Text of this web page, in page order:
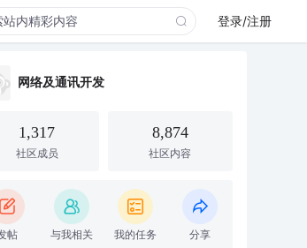
登录/注册
网络及通讯开发
1,317
社区成员
8,874
社区内容
帖 与我相关 我的任务 分享